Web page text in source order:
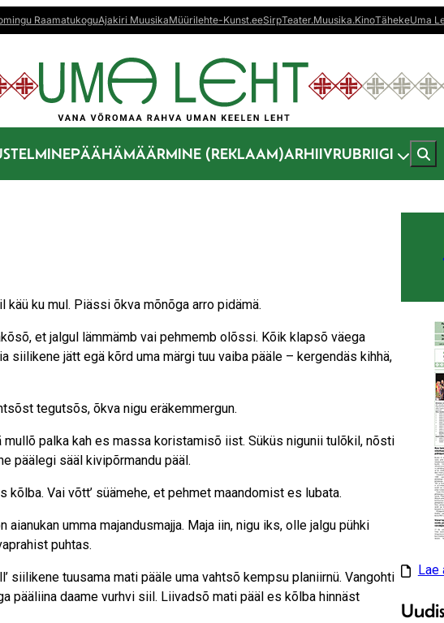
RaamatukoguAjakiri MuusikaMüürilehte-Kunst.eeSirpTeater.Muusika.KinoTähekeUma
TELMINEPÄÄHÄMÄÄRMINE (REKLAAM)ARHIIVRUBRIIGI
ku mul. Piässi õkva mõnõga arro pidämä.
et jalgul lämmämb vai pehmemb olõssi. Kõik klapsõ väega
siilikene jätt egä kõrd uma märgi tuu vaiba pääle – kergendäs kihhä,
tegutsõs, õkva nigu eräkemmergun.
mullõ palka kah es massa koristamisõ iist. Süküs nigunii tulõkil, nõsti
päälegi sääl kivipõrmandu pääl.
kõlba. Vai võtt’ süämehe, et pehmet maandomist es lubata.
umma majandusmajja. Maja iin, nigu iks, olle jalgu pühki
puhtas.
siilikene tuusama mati pääle uma vahtsõ kempsu planiirnü. Vangohti
pääliina daame vurhvi siil. Liivadsõ mati pääl es kõlba hinnäst
Lae